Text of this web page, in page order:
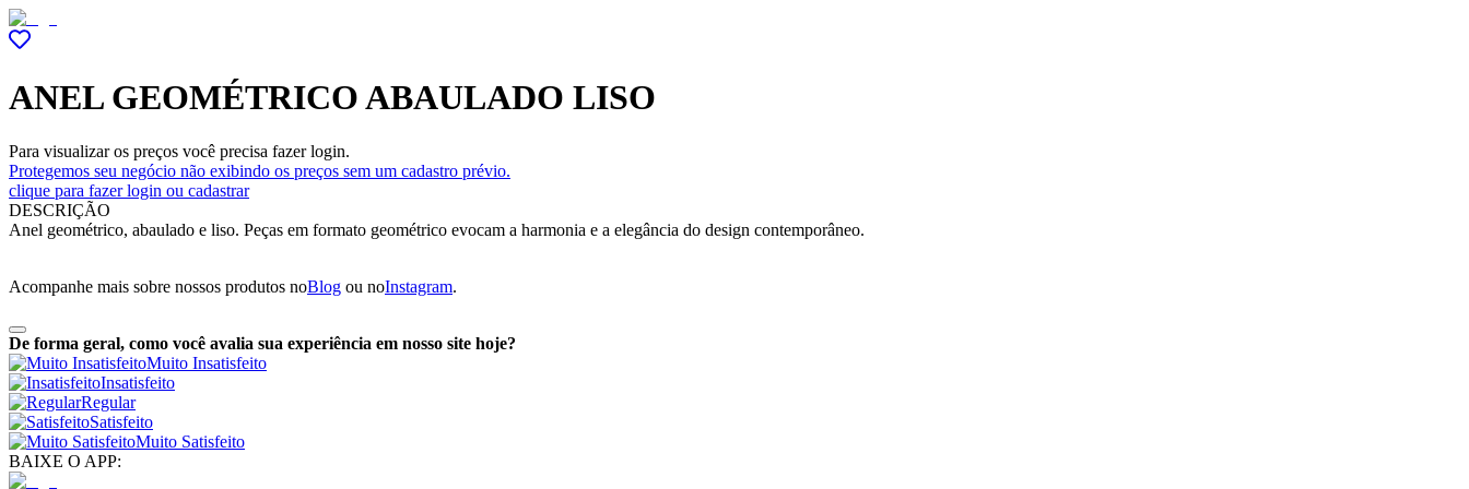
ANEL GEOMÉTRICO ABAULADO LISO
Para visualizar os preços você precisa fazer login.
Protegemos seu negócio não exibindo os preços sem um cadastro prévio.
clique para fazer login ou cadastrar
DESCRIÇÃO
Anel geométrico, abaulado e liso. Peças em formato geométrico evocam a harmonia e a elegância do design contemporâneo.
Acompanhe mais sobre nossos produtos noBlog ou noInstagram.
De forma geral, como você avalia sua experiência em nosso site hoje?
Muito Insatisfeito
Insatisfeito
Regular
Satisfeito
Muito Satisfeito
BAIXE O APP: